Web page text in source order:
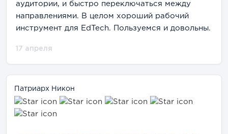
аудитории, и быстро переключаться между
направлениями. В целом хороший рабочий
инструмент для EdTech. Пользуемся и довольны.
17 апреля
Патриарх Никон